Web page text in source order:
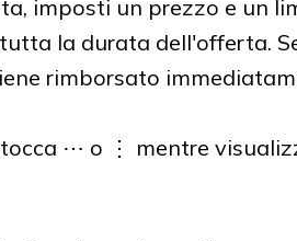
imposti un prezzo e un
la durata dell'offerta.
rimborsato
⋯ o ⋮ mentre